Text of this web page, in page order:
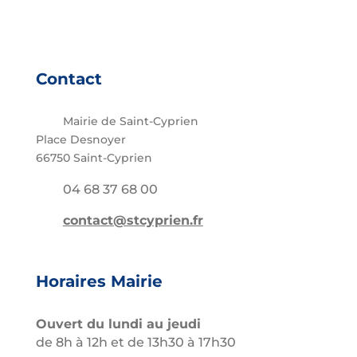
Contact
Mairie de Saint-Cyprien
Place Desnoyer
66750 Saint-Cyprien
04 68 37 68 00
contact@stcyprien.fr
Horaires Mairie
Ouvert du lundi au jeudi
de 8h à 12h et de 13h30 à 17h30